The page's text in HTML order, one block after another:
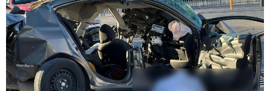
Deportes
Extra +